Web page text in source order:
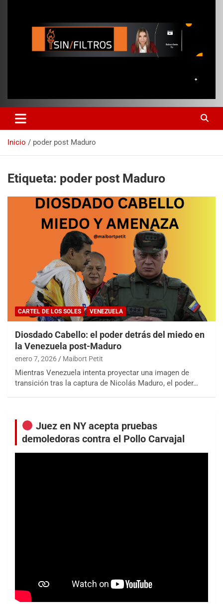
Inicio poder post Maduro
Etiqueta: poder post Maduro
CARTEL DE LOS SOLES VENEZUELA
Diosdado Cabello: el poder detrás del miedo en
la Venezuela post-Maduro
enero 7, 2026 Maibort Petit
Mientras Venezuela intenta proyectar una imagen de
transición tras la captura de Nicolás Maduro, el poder…
Juez en NY acepta pruebas
demoledoras contra el Pollo Carvajal